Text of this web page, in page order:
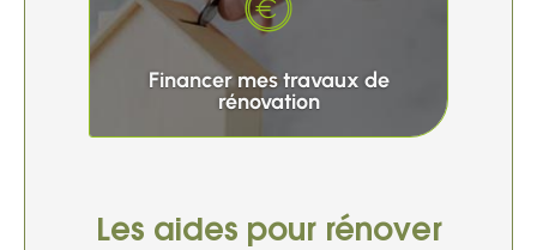
Financer mes travaux de
rénovation
Les aides pour rénover